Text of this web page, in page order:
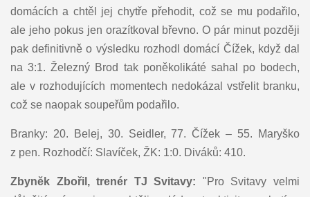
domácích a chtěl jej chytře přehodit, což se mu podařilo,
ale jeho pokus jen orazítkoval břevno. O pár minut později
pak definitivně o výsledku rozhodl domácí Čížek, když dal
na 3:1. Železný Brod tak poněkolikáté sahal po bodech,
ale v rozhodujících momentech nedokázal vstřelit branku,
což se naopak soupeřům podařilo.
Branky: 20. Belej, 30. Seidler, 77. Čížek – 55. Maryško
z pen. Rozhodčí: Slavíček, ŽK: 1:0. Diváků: 410.
Zbyněk Zbořil, trenér TJ Svitavy: "Pro Svitavy velmi